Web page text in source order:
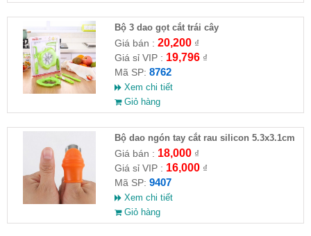
Bộ 3 dao gọt cắt trái cây
Giá bán : 20,200₫
Giá sỉ VIP : 19,796₫
Mã SP: 8762
Xem chi tiết
Giỏ hàng
Bộ dao ngón tay cắt rau silicon 5.3x3.1cm
Giá bán : 18,000₫
Giá sỉ VIP : 16,000₫
Mã SP: 9407
Xem chi tiết
Giỏ hàng